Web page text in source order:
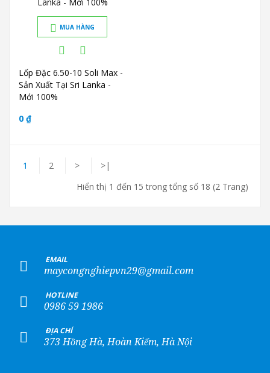
MUA HÀNG
Lốp Đặc 6.50-10 Soli Max -
Sản Xuất Tại Sri Lanka -
Mới 100%
0 ₫
1 2 >
>|
Hiển thị 1 đến 15 trong tổng số 18 (2 Trang)
EMAIL
maycongnghiepvn29@gmail.com
HOTLINE
0986 59 1986
ĐỊA CHỈ
373 Hồng Hà, Hoàn Kiếm, Hà Nội